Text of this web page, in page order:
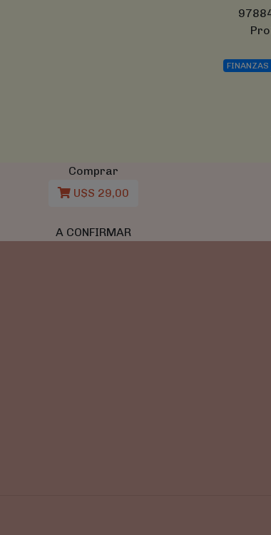
FINANZAS
Comprar
U$S 29,00
A CONFIRMAR